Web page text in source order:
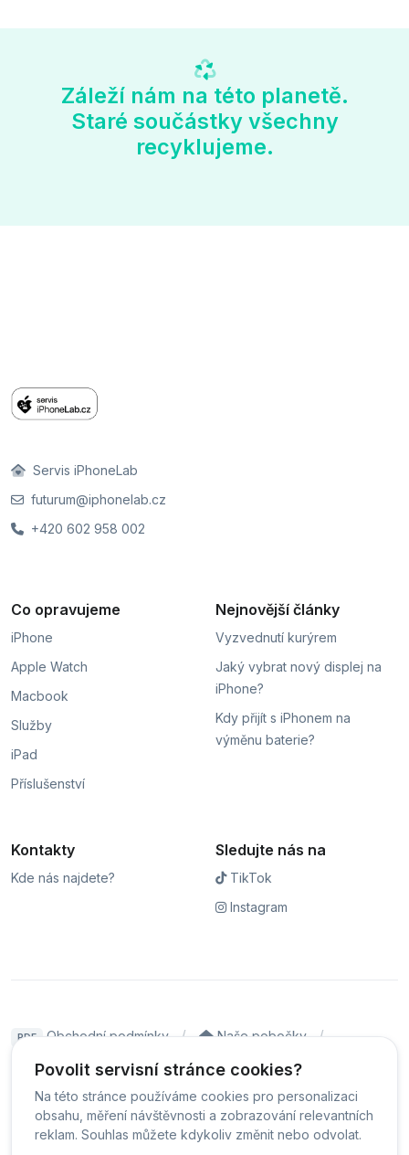
Záleží nám na této planetě.
Staré součástky všechny
recyklujeme.
Povolit servisní stránce cookies?
Na této stránce používáme cookies pro personalizaci
obsahu, měření návštěvnosti a zobrazování relevantních
reklam. Souhlas můžete kdykoliv změnit nebo odvolat.
Servis iPhoneLab
futurum@iphonelab.cz
+420 602 958 002
Co opravujeme
iPhone
Apple Watch
Macbook
Služby
iPad
Příslušenství
Nejnovější články
Vyzvednutí kurýrem
Jaký vybrat nový displej na
iPhone?
Kdy přijít s iPhonem na
výměnu baterie?
Kontakty
Kde nás najdete?
Sledujte nás na
TikTok
Instagram
PDF Obchodní podmínky
Naše pobočky
Čeština